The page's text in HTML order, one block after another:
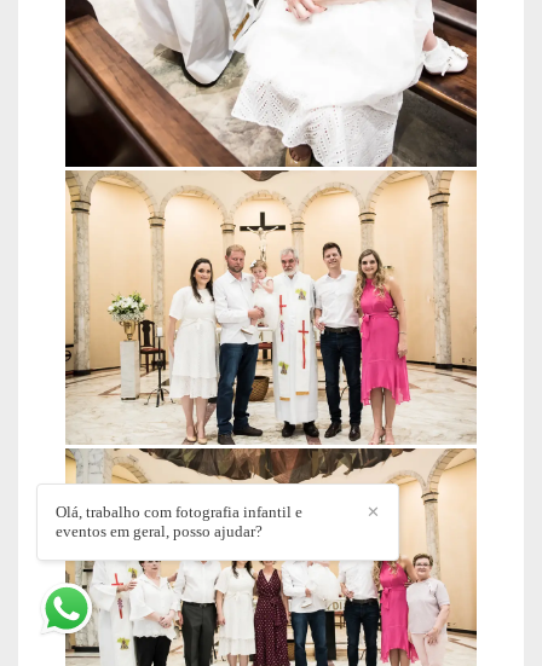
✕
Olá, trabalho com fotografia infantil e
eventos em geral, posso ajudar?